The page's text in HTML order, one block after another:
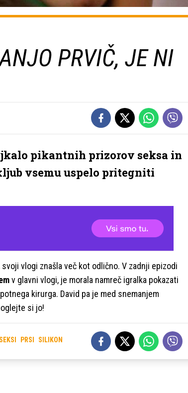
PRVIČ, JE NI
pikantnih prizorov seksa in
vsemu uspelo pritegniti
svoji vlogi znašla več kot odlično. V zadnji epizodi
v glavni vlogi, je morala namreč igralka pokazati
kirurga. David pa je med snemanjem
si jo!
SEKSI PRSI SILIKON